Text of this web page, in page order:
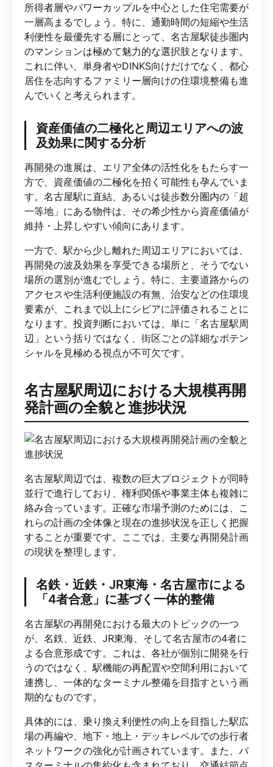
所得者層やパワーカップルを中心とした住宅需要が
一層高まるでしょう。特に、通勤時間の短縮や生活
利便性を最優先する層にとって、名古屋駅徒歩圏内
のマンションは極めて魅力的な選択肢となります。
これに伴い、単身者やDINKS向けだけでなく、都心
居住を志向するファミリー層向けの住環境整備も進
んでいくと考えられます。
資産価値の二極化と周辺エリアへの波
及効果に関する分析
再開発の進展は、エリア全体の活性化をもたらす一
方で、資産価値の二極化を招く可能性も孕んでいま
す。名古屋駅に直結、あるいは徒歩数分圏内の「超
一等地」にある物件は、その希少性から資産価値が
維持・上昇しやすい傾向にあります。
一方で、駅から少し離れた周辺エリアにおいては、
再開発の波及効果を享受できる場所と、そうでない
場所の選別が進むでしょう。特に、主要道路からの
アクセスや生活利便施設の有無、治安などの住環境
要素が、これまで以上にシビアに評価されることに
なります。投資判断においては、単に「名古屋駅周
辺」という括りではなく、街区ごとの詳細なポテン
シャルを見極める視点が不可欠です。
名古屋駅周辺における大規模再開
発計画の全貌と進捗状況
名古屋駅周辺では、複数の巨大プロジェクトが同時
並行で進行しており、権利関係や事業主体も複雑に
絡み合っています。正確な市場予測のためには、こ
れらの計画の全体像と現在の進捗状況を正しく把握
することが重要です。ここでは、主要な再開発計画
の現状を整理します。
名鉄・近鉄・JR東海・名古屋市による
「4者合意」に基づく一体的整備
名古屋駅の再開発における最大のトピックの一つ
が、名鉄、近鉄、JR東海、そして名古屋市の4者に
よる合意形成です。これは、各社が個別に開発を行
うのではなく、駅機能の再配置や空間利用において
連携し、一体的なターミナル整備を目指すという画
期的なものです。
具体的には、乗り換え利便性の向上を目指した駅広
場の再編や、地下・地上・デッキレベルでの歩行者
ネットワークの強化が計画されています。また、バ